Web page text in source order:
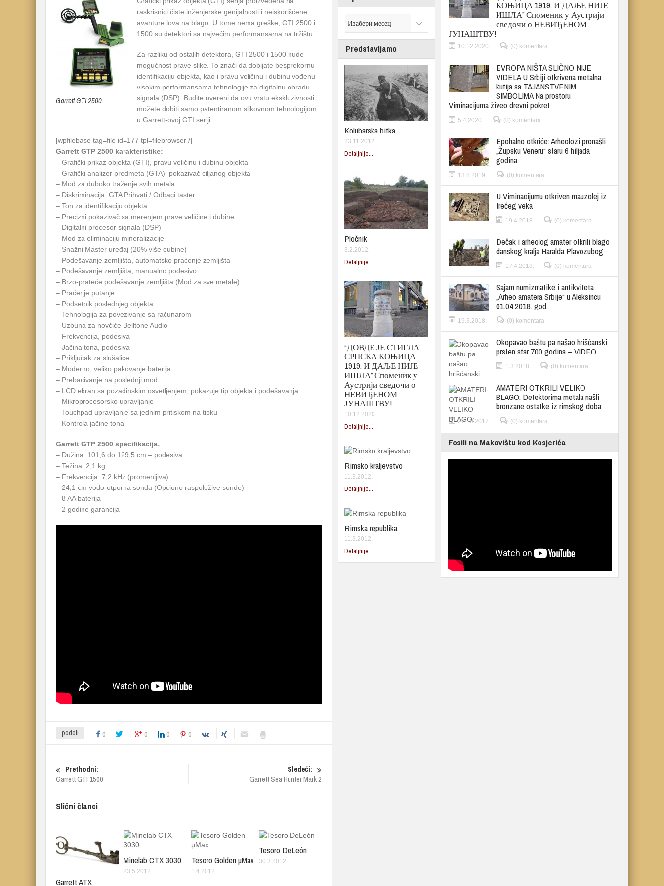
Garrett GTI 2500
raskrisnici čiste inženjerske genijalnosti i neiskorišćene
avanture lova na blago. U tome nema greške, GTI 2500 i
1500 su detektori sa najvećim performansama na tržištu.
Za razliku od ostalih detektora, GTI 2500 i 1500 nude
mogućnost prave slike. To znači da dobijate besprekornu
identifikaciju objekta, kao i pravu veličinu i dubinu vođenu
visokim performansama tehnologije za digitalnu obradu
signala (DSP). Budite uvereni da ovu vrstu ekskluzivnosti
možete dobiti samo patentiranom slikovnom tehnologijom
u Garrett-ovoj GTI seriji.
[wpfilebase tag=file id=177 tpl=filebrowser /]
Garrett GTP 2500 karakteristike:
– Grafički prikaz objekta (GTI), pravu veličinu i dubinu objekta
– Grafički analizer predmeta (GTA), pokazivač ciljanog objekta
– Mod za duboko traženje svih metala
– Diskriminacija: GTA Prihvati / Odbaci taster
– Ton za identifikaciju objekta
– Precizni pokazivač sa merenjem prave veličine i dubine
– Digitalni procesor signala (DSP)
– Mod za eliminaciju mineralizacije
– Snažni Master uređaj (20% više dubine)
– Podešavanje zemljišta, automatsko praćenje zemljišta
– Podešavanje zemljišta, manualno podesivo
– Brzo-prateće podešavanje zemljišta (Mod za sve metale)
– Praćenje putanje
– Podsetnik poslednjeg objekta
– Tehnologija za povezivanje sa računarom
– Uzbuna za novčiće Belltone Audio
– Frekvencija, podesiva
– Jačina tona, podesiva
– Priključak za slušalice
– Moderno, veliko pakovanje baterija
– Prebacivanje na poslednji mod
– LCD ekran sa pozadinskim osvetljenjem, pokazuje tip objekta i podešavanja
– Mikroprocesorsko upravljanje
– Touchpad upravljanje sa jednim pritiskom na tipku
– Kontrola jačine tona
Garrett GTP 2500 specifikacija:
– Dužina: 101,6 do 129,5 cm – podesiva
– Težina: 2,1 kg
– Frekvencija: 7,2 kHz (promenljiva)
– 24,1 cm vodo-otporna sonda (Opciono raspoložive sonde)
– 8 AA baterija
– 2 godine garancija
podeli 0 0 0 0
Prethodni:
Garrett GTI 1500
Sledeći:
Garrett Sea Hunter Mark 2
Slični članci
Garrett ATX
Minelab CTX 3030
23.5.2012.
Tesoro Golden µMax
1.4.2012.
Tesoro DeLeón
30.3.2012.
Predstavljamo
Kolubarska bitka
23.11.2012.
Detaljnije...
Pločnik
3.2.2012.
Detaljnije...
“ДОВДЕ ЈЕ СТИГЛА
СРПСКА КОЊИЦА
1919. И ДАЉЕ НИЈЕ
ИШЛА” Споменик у
Аустрији сведочи о
НЕВИЂЕНОМ
ЈУНАШТВУ!
10.12.2020.
Detaljnije...
Rimsko kraljevstvo
11.3.2012.
Detaljnije...
Rimska republika
11.3.2012.
Detaljnije...
КОЊИЦА 1919. И ДАЉЕ НИЈЕ
ИШЛА” Споменик у Аустрији
сведочи о НЕВИЂЕНОМ
ЈУНАШТВУ!
10.12.2020. (0) komentara
EVROPA NIŠTA SLIČNO NIJE
VIDELA U Srbiji otkrivena metalna
kutija sa TAJANSTVENIM
SIMBOLIMA Na prostoru
Viminacijuma živeo drevni pokret
5.4.2020. (0) komentara
Epohalno otkriće: Arheolozi pronašli
„Župsku Veneru“ staru 6 hiljada
godina
13.8.2019. (0) komentara
U Viminacijumu otkriven mauzolej iz
trećeg veka
19.4.2018. (0) komentara
Dečak i arheolog amater otkrili blago
danskog kralja Haralda Plavozubog
17.4.2018. (0) komentara
Sajam numizmatike i antikviteta
„Arheo amatera Srbije“ u Aleksincu
01.04.2018. god.
19.3.2018. (0) komentara
Okopavao baštu pa našao hrišćanski
prsten star 700 godina – VIDEO
1.3.2018. (0) komentara
AMATERI OTKRILI VELIKO
BLAGO: Detektorima metala našli
bronzane ostatke iz rimskog doba
27.10.2017. (0) komentara
Fosili na Makovištu kod Kosjerića